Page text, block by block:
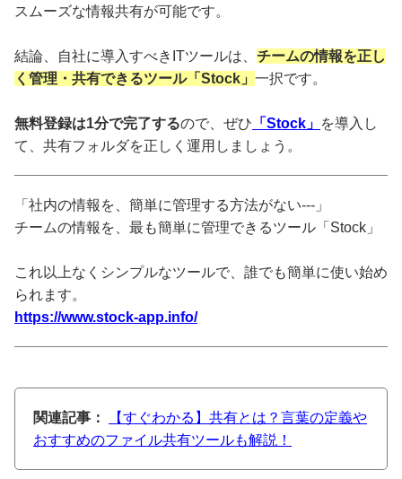
スムーズな情報共有が可能です。
結論、自社に導入すべきITツールは、 チームの情報を正し
く管理・共有できるツール「Stock」 一択です。
無料登録は1分で完了するので、ぜひ 「Stock」 を導入し
て、共有フォルダを正しく運用しましょう。
「社内の情報を、簡単に管理する方法がない---」
チームの情報を、最も簡単に管理できるツール「Stock」
これ以上なくシンプルなツールで、誰でも簡単に使い始め
られます。
https://www.stock-app.info/
関連記事：
【すぐわかる】共有とは？言葉の定義や
おすすめのファイル共有ツールも解説！